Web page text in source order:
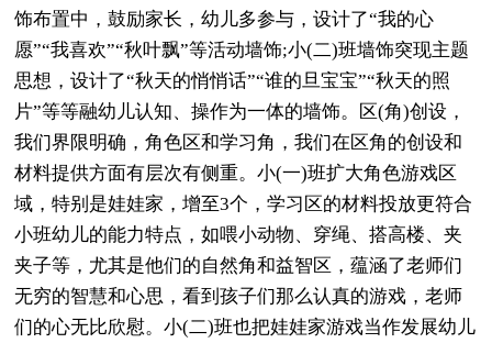
饰布置中，鼓励家长，幼儿多参与，设计了“我的心
愿”“我喜欢”“秋叶飘”等活动墙饰;小(二)班墙饰突现主题
思想，设计了“秋天的悄悄话”“谁的旦宝宝”“秋天的照
片”等等融幼儿认知、操作为一体的墙饰。区(角)创设，
我们界限明确，角色区和学习角，我们在区角的创设和
材料提供方面有层次有侧重。小(一)班扩大角色游戏区
域，特别是娃娃家，增至3个，学习区的材料投放更符合
小班幼儿的能力特点，如喂小动物、穿绳、搭高楼、夹
夹子等，尤其是他们的自然角和益智区，蕴涵了老师们
无穷的智慧和心思，看到孩子们那么认真的游戏，老师
们的心无比欣慰。小(二)班也把娃娃家游戏当作发展幼儿